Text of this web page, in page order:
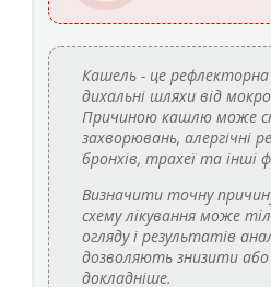
Кашель - це рефлекторна
дихальні шляхи від
Причиною кашлю може
захворювань, алергічні
бронхів, трахеї та інші
Визначити точну
схему лікування може
огляду і результатів
дозволяють знизити або
докладніше.